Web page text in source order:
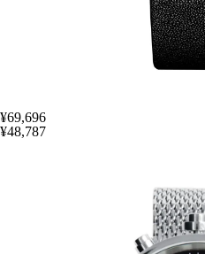
¥69,696
¥48,787